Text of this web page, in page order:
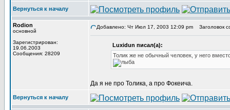
Вернуться к началу
Rodion
основной
Зарегистрирован:
19.06.2003
Сообщения: 28209
Добавлено: Чт Июл 17, 2003 12:09 pm Заголовок
Luxidun писал(а):
Толик же не обычный человек, у него
Да я не про Толика, а про Фокеича.
Вернуться к началу